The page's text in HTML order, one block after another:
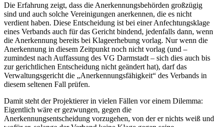
Die Erfahrung zeigt, dass die Anerkennungsbehörden großzügig
sind und auch solche Vereinigungen anerkennen, die es nicht
verdient haben. Diese Entscheidung ist bei einer Anfechtungsklage
eines Verbands auch für das Gericht bindend, jedenfalls dann, wenn
die Anerkennung bereits bei Klageerhebung vorlag. Nur wenn die
Anerkennung in diesem Zeitpunkt noch nicht vorlag (und –
zumindest nach Auffassung des VG Darmstadt – sich dies auch bis
zur gerichtlichen Entscheidung nicht geändert hat), darf das
Verwaltungsgericht die „Anerkennungsfähigkeit“ des Verbands in
diesem seltenen Fall prüfen.
Damit steht der Projektierer in vielen Fällen vor einem Dilemma:
Eigentlich wäre er gezwungen, gegen die
Anerkennungsentscheidung vorzugehen, von der er nichts weiß und